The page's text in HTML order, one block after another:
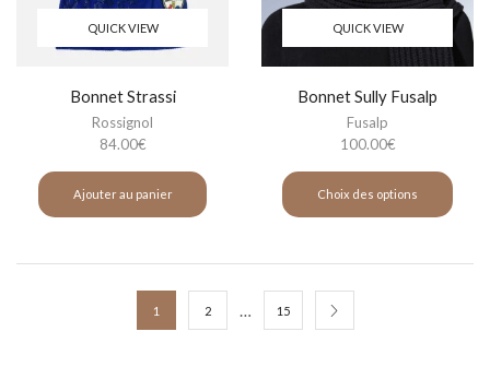
QUICK VIEW
Bonnet Strassi
Rossignol
84.00€
Ajouter au panier
QUICK VIEW
Bonnet Sully Fusalp
Fusalp
100.00€
Choix des options
1 2 … 15